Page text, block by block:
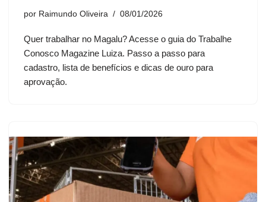
por Raimundo Oliveira 08/01/2026
Quer trabalhar no Magalu? Acesse o guia do Trabalhe
Conosco Magazine Luiza. Passo a passo para
cadastro, lista de benefícios e dicas de ouro para
aprovação.